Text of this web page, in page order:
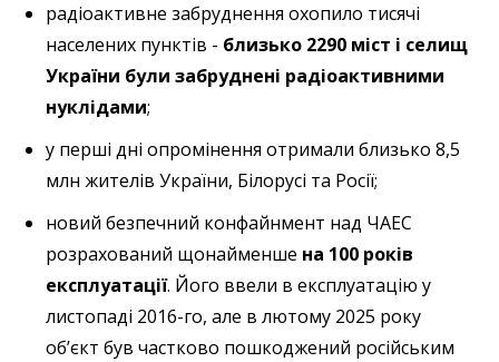
радіоактивне забруднення охопило тисячі
населених пунктів - близько 2290 міст і селищ
України були забруднені радіоактивними
нуклідами;
у перші дні опромінення отримали близько 8,5
млн жителів України, Білорусі та Росії;
новий безпечний конфайнмент над ЧАЕС
розрахований щонайменше на 100 років
експлуатації. Його ввели в експлуатацію у
листопаді 2016-го, але в лютому 2025 року
об’єкт був частково пошкоджений російським